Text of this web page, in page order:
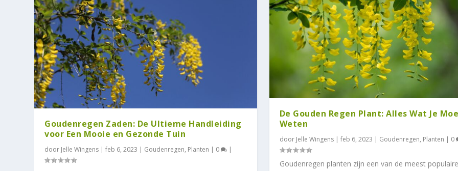
Goudenregen Zaden: De Ultieme Handleiding
voor Een Mooie en Gezonde Tuin
door Jelle Wingens |feb 6, 2023 | Goudenregen, Planten | 0 |
De Gouden Regen Plant: Alles Wat Je
Weten
door Jelle Wingens| feb 6, 2023 | Goudenregen, Planten | 0
Goudenregen planten zijn een van de meest